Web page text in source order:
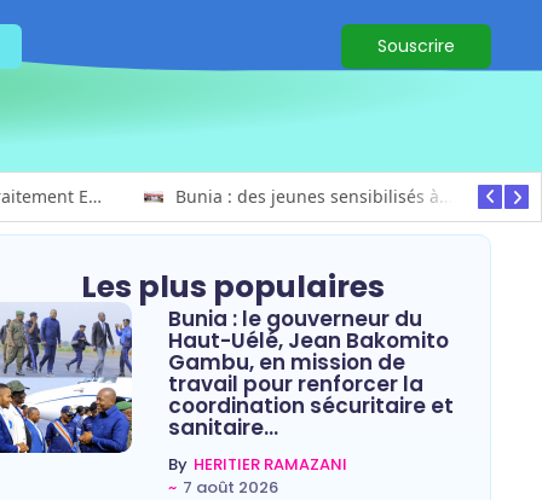
Souscrire
Ituri : un centre de traitement Ebola de plus de 100 lits ouvre ses portes pour renforcer la riposte Bunia : des jeunes sensibilisés à la masculinité positive pour lutter contre les violences basées sur le genre
Les plus populaires
Bunia : le gouverneur du
Haut-Uélé, Jean Bakomito
Gambu, en mission de
travail pour renforcer la
coordination sécuritaire et
sanitaire…
By HERITIER RAMAZANI
~ 7 août 2026